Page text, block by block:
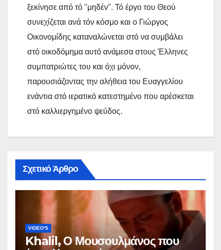
ξεκίνησε από τό "μηδέν". Τό έργο του Θεού
συνεχίζεται ανά τόν κόσμο και ο Γιώργος
Οικονομίδης καταναλώνεται στό να συμβάλει
στό οικοδόμημα αυτό ανάμεσα στους Έλληνες
συμπατριώτες του και όχι μόνον,
παρουσιάζοντας την αλήθεια του Ευαγγελίου
ενάντια στό ιερατικό κατεστημένο που αρέσκεται
στό καλλιεργημένο ψεύδος.
Σχετικό Άρθρο
VIDEO'S
Khalil, Ο Μουσουλμάνος που